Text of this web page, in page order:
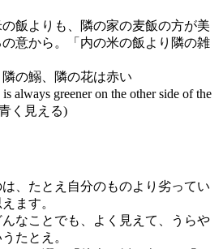
飯よりも、隣の家の麦飯の方が美
意から。「内の米の飯より隣の雑
の鰯、隣の花は赤い
always greener on the other side of the
く見える)
、たとえ自分のものより劣ってい
ます。
なことでも、よく見えて、うらや
たとえ。